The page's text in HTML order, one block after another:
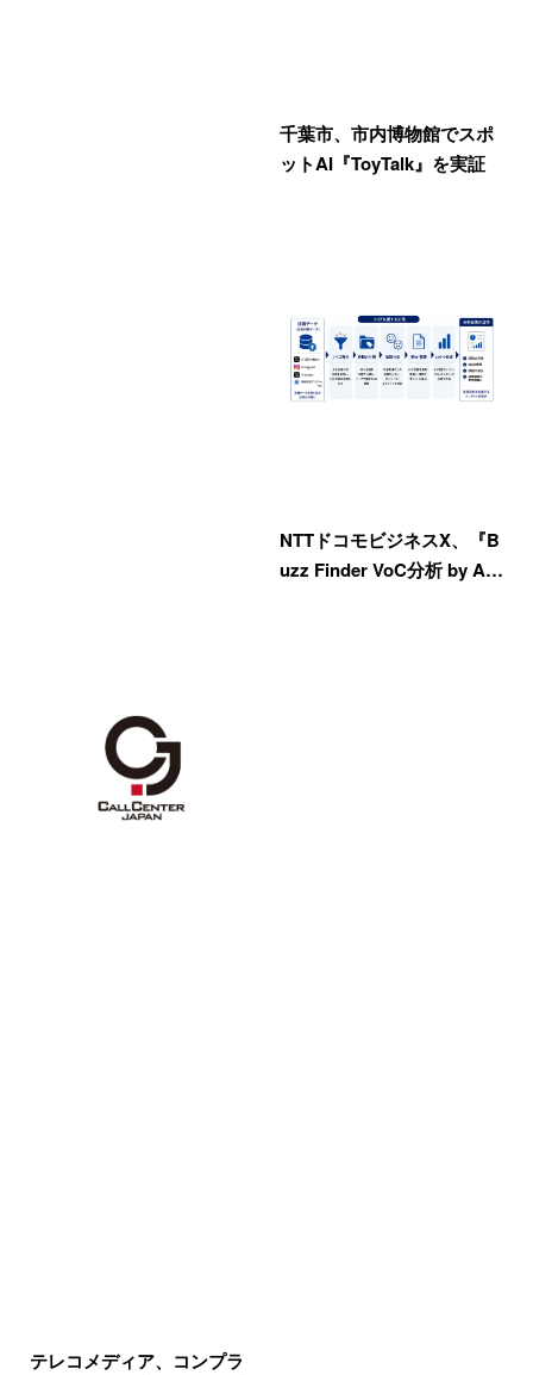
千葉市、市内博物館でスポ
ットAI『ToyTalk』を実証
テレコメディア、コンプラ
NTTドコモビジネスX、『B
uzz Finder VoC分析 by A…